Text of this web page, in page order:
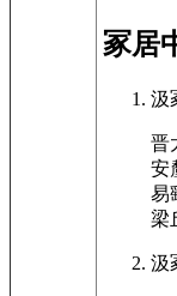
冢居
汲
晋
安
易
梁
汲